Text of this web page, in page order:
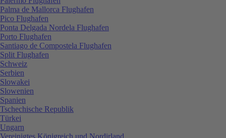
Palma de Mallorca Flughafen
Pico Flughafen
Ponta Delgada Nordela Flughafen
Porto Flughafen
Santiago de Compostela Flughafen
Split Flughafen
Schweiz
Serbien
Slowakei
Slowenien
Spanien
Tschechische Republik
Türkei
Ungarn
Vereinigtes Königreich und Nordirland